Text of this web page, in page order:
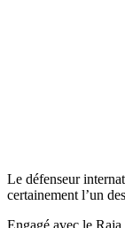
Le défenseur
certainement l’un
Engagé avec le